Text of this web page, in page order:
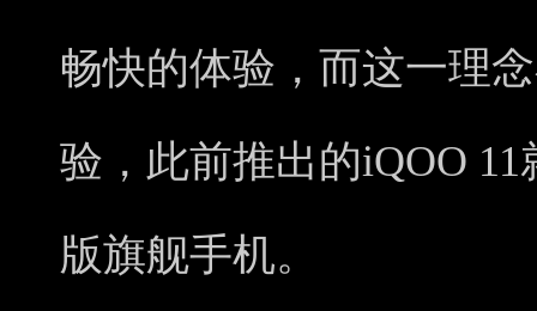
畅快的体验，而这一理
验，此前推出的iQOO
版旗舰手机。